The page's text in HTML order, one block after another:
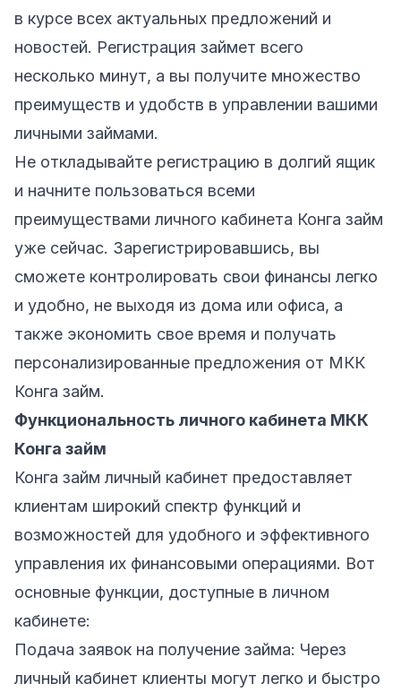
в курсе всех актуальных предложений и
новостей. Регистрация займет всего
несколько минут, а вы получите множество
преимуществ и удобств в управлении вашими
личными займами.
Не откладывайте регистрацию в долгий ящик
и начните пользоваться всеми
преимуществами личного кабинета Конга займ
уже сейчас. Зарегистрировавшись, вы
сможете контролировать свои финансы легко
и удобно, не выходя из дома или офиса, а
также экономить свое время и получать
персонализированные предложения от МКК
Конга займ.
Функциональность личного кабинета МКК
Конга займ
Конга займ личный кабинет предоставляет
клиентам широкий спектр функций и
возможностей для удобного и эффективного
управления их финансовыми операциями. Вот
основные функции, доступные в личном
кабинете:
Подача заявок на получение займа: Через
личный кабинет клиенты могут легко и быстро